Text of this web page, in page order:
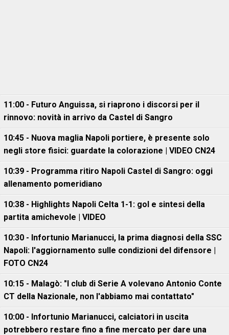
11:00 - Futuro Anguissa, si riaprono i discorsi per il
rinnovo: novità in arrivo da Castel di Sangro
10:45 - Nuova maglia Napoli portiere, è presente solo
negli store fisici: guardate la colorazione | VIDEO CN24
10:39 - Programma ritiro Napoli Castel di Sangro: oggi
allenamento pomeridiano
10:38 - Highlights Napoli Celta 1-1: gol e sintesi della
partita amichevole | VIDEO
10:30 - Infortunio Marianucci, la prima diagnosi della SSC
Napoli: l'aggiornamento sulle condizioni del difensore |
FOTO CN24
10:15 - Malagò: "I club di Serie A volevano Antonio Conte
CT della Nazionale, non l'abbiamo mai contattato"
10:00 - Infortunio Marianucci, calciatori in uscita
potrebbero restare fino a fine mercato per dare una